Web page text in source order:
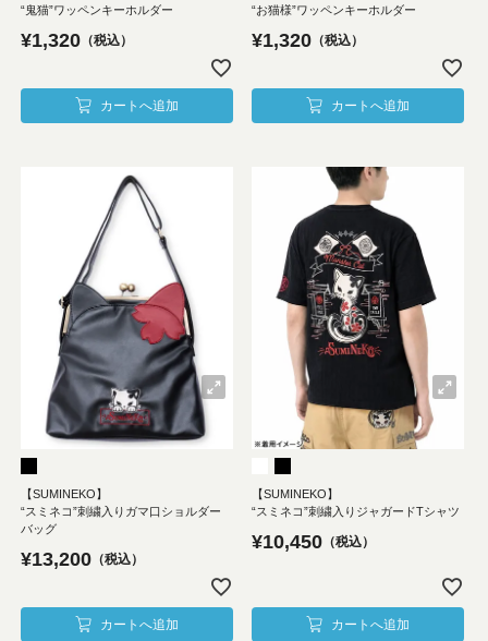
“鬼猫”ワッペンキーホルダー
¥1,320 税込
カートへ追加
“お猫様”ワッペンキーホルダー
¥1,320 税込
カートへ追加
【SUMINEKO】
“スミネコ”刺繍入りガマ口ショルダー
バッグ
¥13,200 税込
カートへ追加
【SUMINEKO】
“スミネコ”刺繍入りジャガードTシャツ
¥10,450 税込
カートへ追加